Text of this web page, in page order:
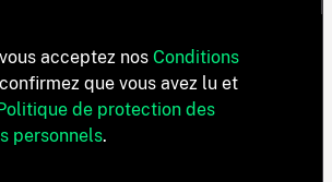
acceptez nos Conditions
que vous avez lu et
de protection des
personnels.